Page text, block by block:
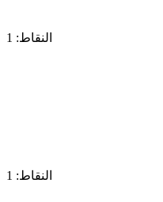
النقاط: 1
النقاط: 1